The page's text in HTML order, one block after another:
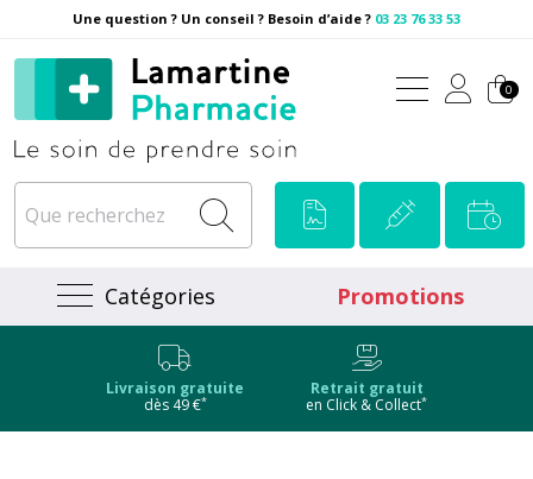
Une question ? Un conseil ? Besoin d’aide ? 03 23 76 33 53
Pharmacie Lamartine
0
Catégories Promotions
Livraison gratuite
dès 49 €*
Retrait gratuit
en Click & Collect*